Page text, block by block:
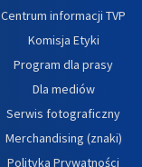
Centrum informacji TVP
Komisja Etyki
Program dla prasy
Dla mediów
Serwis fotograficzny
Merchandising (znaki)
Polityka Prywatności